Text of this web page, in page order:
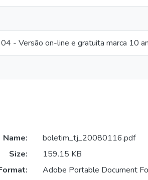
- Versão on-line e gratuita marca 10
Name:
boletim_tj_20080116.pdf
Size:
159.15 KB
Adobe Portable Document